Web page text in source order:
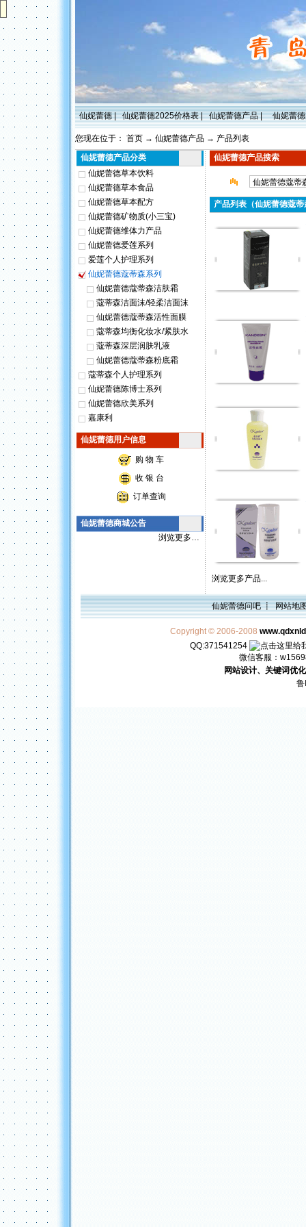
仙妮蕾德|仙妮蕾德2025价格表|仙妮蕾德产品|仙妮蕾德
您现在位于： 首页 → 仙妮蕾德产品 → 产品列表
仙妮蕾德产品分类
仙妮蕾德草本饮料
仙妮蕾德草本食品
仙妮蕾德草本配方
仙妮蕾德矿物质(小三宝)
仙妮蕾德维体力产品
仙妮蕾德爱莲系列
爱莲个人护理系列
仙妮蕾德蔻蒂森系列
仙妮蕾德蔻蒂森洁肤霜
蔻蒂森洁面沫/轻柔洁面沫
仙妮蕾德蔻蒂森活性面膜
蔻蒂森均衡化妆水/紧肤水
蔻蒂森深层润肤乳液
仙妮蕾德蔻蒂森粉底霜
蔻蒂森个人护理系列
仙妮蕾德陈博士系列
仙妮蕾德欣美系列
嘉康利
仙妮蕾德用户信息
购 物 车
收 银 台
订单查询
仙妮蕾德商城公告
浏览更多…
仙妮蕾德产品搜索
产品列表（仙妮蕾德蔻
浏览更多产品...
仙妮蕾德问吧┋网站地
Copyright © 2006-2008
QQ:371541254
微信客服：
网站设计、关键词优